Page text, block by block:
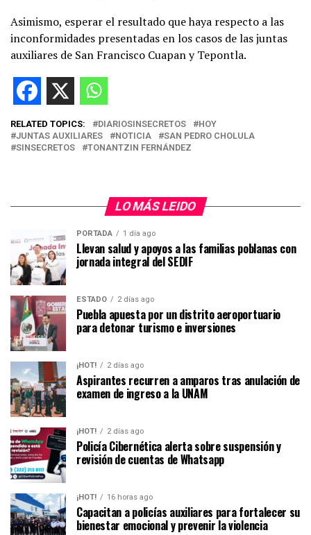
Asimismo, esperar el resultado que haya respecto a las
inconformidades presentadas en los casos de las juntas
auxiliares de San Francisco Cuapan y Tepontla.
RELATED TOPICS: DIARIOSINSECRETOS
HOY
JUNTAS AUXILIARES
NOTICIA
SAN PEDRO CHOLULA
SINSECRETOS
TONANTZIN FERNÁNDEZ
LO MÁS LEIDO
PORTADA 1 día ago
Llevan salud y apoyos a las familias poblanas con
jornada integral del SEDIF
ESTADO 2 días ago
Puebla apuesta por un distrito aeroportuario
para detonar turismo e inversiones
¡HOT! 2 días ago
Aspirantes recurren a amparos tras anulación de
examen de ingreso a la UNAM
¡HOT! 2 días ago
Policía Cibernética alerta sobre suspensión y
revisión de cuentas de Whatsapp
¡HOT! 16 horas ago
Capacitan a policías auxiliares para fortalecer su
bienestar emocional y prevenir la violencia